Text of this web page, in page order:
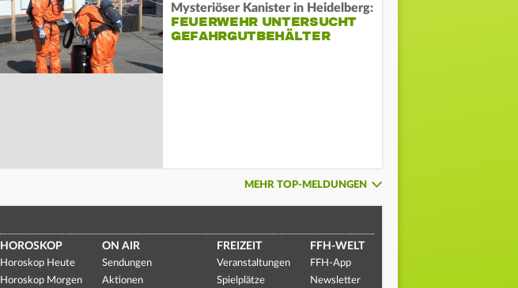
Mysteriöser Kanister in Heidelberg:
FEUERWEHR UNTERSUCHT
GEFAHRGUTBEHÄLTER
MEHR TOP-MELDUNGEN
HOROSKOP
Horoskop Heute
Horoskop Morgen
ON AIR
Sendungen
Aktionen
FREIZEIT
Veranstaltungen
Spielplätze
FFH-WELT
FFH-App
Newsletter